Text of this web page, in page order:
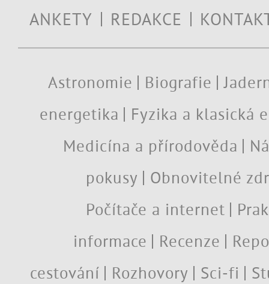
ANKETY
REDAKCE
Astronomie Biografie
energetika
Fyzika a klasická
Medicína a přírodověda
pokusy
Obnovitelné
Počítače a internet
informace
Recenze
cestování
Rozhovory Sci-fi